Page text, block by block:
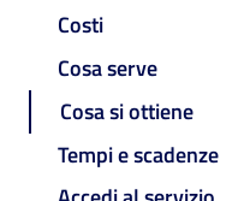
Costi
Cosa serve
Cosa si ottiene
Tempi e scadenze